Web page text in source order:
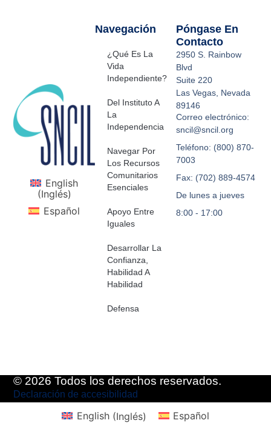
English
(Inglés)
Español
Navegación
¿Qué Es La
Vida
Independiente?
Del Instituto A
La
Independencia
Navegar Por
Los Recursos
Comunitarios
Esenciales
Apoyo Entre
Iguales
Desarrollar La
Confianza,
Habilidad A
Habilidad
Defensa
Póngase En
Contacto
2950 S. Rainbow
Blvd
Suite 220
Las Vegas, Nevada
89146
Correo electrónico:
sncil@sncil.org
Teléfono: (800) 870-
7003
Fax: (702) 889-4574
De lunes a jueves
8:00 - 17:00
© 2026 Todos los derechos reservados.
Declaración de accesibilidad
English(Inglés) Español